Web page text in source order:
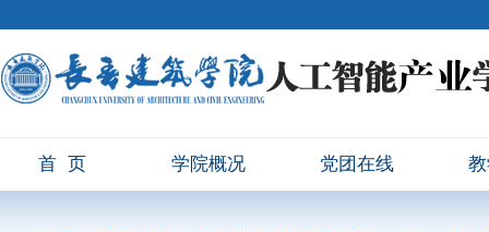
首页 学院概况 党团在线